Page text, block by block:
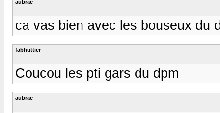
aubrac
ca vas bien avec les bouseux du
fabhuttier
Coucou les pti gars du dpm
aubrac